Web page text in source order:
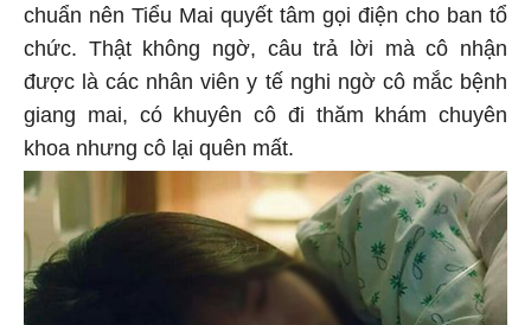
chuẩn nên Tiểu Mai quyết tâm gọi điện cho ban tổ
chức. Thật không ngờ, câu trả lời mà cô nhận
được là các nhân viên y tế nghi ngờ cô mắc bệnh
giang mai, có khuyên cô đi thăm khám chuyên
khoa nhưng cô lại quên mất.